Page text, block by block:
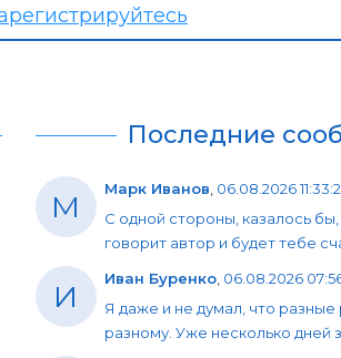
Последние
М Марк Иванов, 06.08.2026
С одной стороны, казалось
говорит автор и будет тебе
И Иван Буренко, 06.08.2026
Я даже и не думал, что
разному. Уже несколько дней